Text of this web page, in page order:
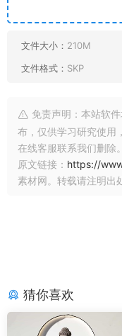
文件大小： 210M
文件格式： SKP
免责声明：本站软
布，仅供学习研究使用
在线客服联系我们删除。
原文链接： https://
素材网。转载请注明出
猜你喜欢